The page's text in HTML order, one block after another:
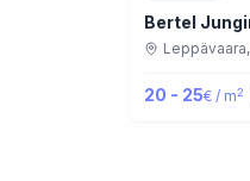
Bertel
Leppävaara,
20 - 25€ / m2